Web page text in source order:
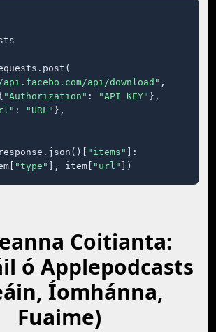
api/download" ,
"Authorization" : "API_KEY" },
: "URL" },
"items"
]:
"type" ], item[ "url" ])
Coitianta:
ó Applepodcasts
Íomhánna,
Fuaime)